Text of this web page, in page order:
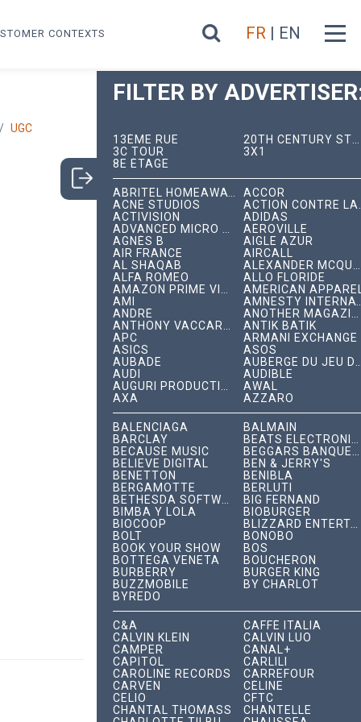
FR | EN
CONTEXTS
UGC
FILTER BY
13ÈME RUE
3C TOUR
3X1
8E ÉTAGE
ACCOR
ACNE STUDIOS
ACTIVISION
ADIDAS
AÉROVILLE
AGNÈS B
AIGLE AZUR
AIR FRANCE
AIRCALL
AL SHAQAB
ALFA ROMEO
ALLO FLORIDE
AMERICAN
AMI
ANDRÉ
ANTIK BATIK
APC
ARMANI EXCHANGE
ASICS
ASOS
AUBADE
AUDI
AUDIBLE
AWAL
AXA
AZZARO
BALENCIAGA
BALMAIN
BARCLAY
BECAUSE MUSIC
BELIEVE DIGITAL
BEN & JERRY'S
BENETTON
BENIBLA
BERGAMOTTE
BERLUTI
BIG FERNAND
BIMBA Y LOLA
BIOBURGER
BIOCOOP
BLIZZARD ENTERTAINMENT
BOLT
BONOBO
BOOK YOUR SHOW
BOS
BOTTEGA VENETA
BOUCHERON
BURBERRY
BURGER KING
BUZZMOBILE
BY CHARLOT
BYREDO
C&A
CAFFÈ ITALIA
CALVIN KLEIN
CALVIN LUO
CAMPER
CANAL+
CAPITOL
CARLILI
CAROLINE RECORDS
CARREFOUR
CARVEN
CÉLINE
CELIO
CFTC
CHANTAL THOMASS
CHANTELLE